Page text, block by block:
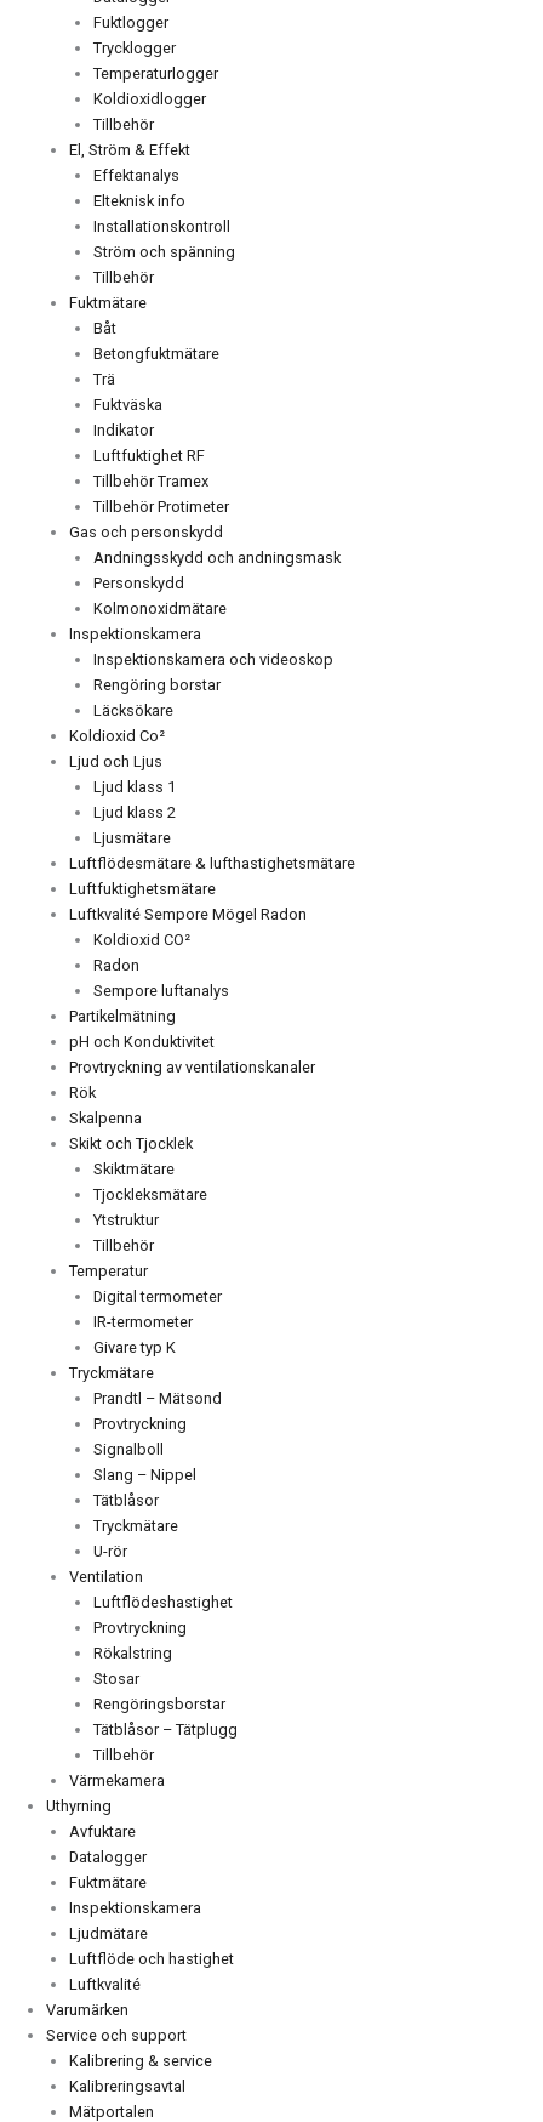
Fuktlogger
Trycklogger
Temperaturlogger
Koldioxidlogger
Tillbehör
El, Ström & Effekt
Effektanalys
Elteknisk info
Installationskontroll
Ström och spänning
Tillbehör
Fuktmätare
Båt
Betongfuktmätare
Trä
Fuktväska
Indikator
Luftfuktighet RF
Tillbehör Tramex
Tillbehör Protimeter
Gas och personskydd
Andningsskydd och andningsmask
Personskydd
Kolmonoxidmätare
Inspektionskamera
Inspektionskamera och videoskop
Rengöring borstar
Läcksökare
Koldioxid Co²
Ljud och Ljus
Ljud klass 1
Ljud klass 2
Ljusmätare
Luftflödesmätare & lufthastighetsmätare
Luftfuktighetsmätare
Luftkvalité Sempore Mögel Radon
Koldioxid CO²
Radon
Sempore luftanalys
Partikelmätning
pH och Konduktivitet
Provtryckning av ventilationskanaler
Rök
Skalpenna
Skikt och Tjocklek
Skiktmätare
Tjockleksmätare
Ytstruktur
Tillbehör
Temperatur
Digital termometer
IR-termometer
Givare typ K
Tryckmätare
Prandtl – Mätsond
Provtryckning
Signalboll
Slang – Nippel
Tätblåsor
Tryckmätare
U-rör
Ventilation
Luftflödeshastighet
Provtryckning
Rökalstring
Stosar
Rengöringsborstar
Tätblåsor – Tätplugg
Tillbehör
Värmekamera
Uthyrning
Avfuktare
Datalogger
Fuktmätare
Inspektionskamera
Ljudmätare
Luftflöde och hastighet
Luftkvalité
Varumärken
Service och support
Kalibrering & service
Kalibreringsavtal
Mätportalen